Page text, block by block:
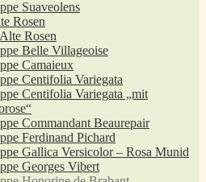
Suaveolens
Rosen
Rosen
Belle Villageoise
Camaieux
Centifolia Variegata
Centifolia Variegata „mit
Commandant Beaurepair
Ferdinand Pichard
Gallica Versicolor – Rosa Munid
Georges Vibert